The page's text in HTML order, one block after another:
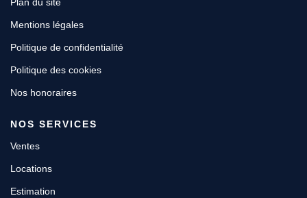
Plan du site
Mentions légales
Politique de confidentialité
Politique des cookies
Nos honoraires
NOS SERVICES
Ventes
Locations
Estimation